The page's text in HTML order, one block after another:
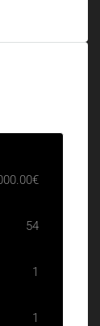
54
1
1